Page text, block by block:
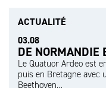
ACTUALITÉ
03.08
DE NORMANDIE
Le Quatuor Ardeo est
puis en Bretagne avec
Beethoven…